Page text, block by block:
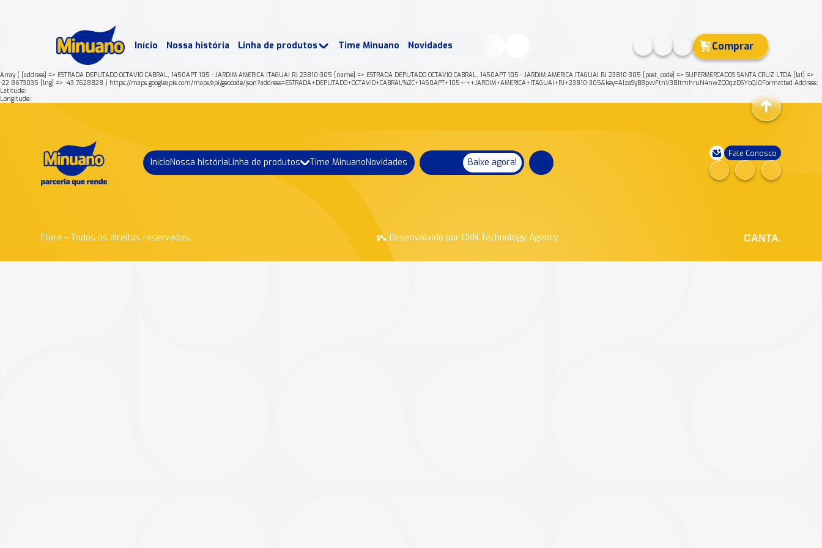
Início Nossa história Linha de produtos Time Minuano Novidades Comprar
Array ( [address] => ESTRADA DEPUTADO OCTAVIO CABRAL, 1450APT 105 - JARDIM AMERICA ITAGUAI RJ 23810-305 [name] => ESTRADA DEPUTADO OCTAVIO CABRAL, 1450APT 105 - JARDIM AMERICA ITAGUAI RJ 23810-305 [post_code] => SUPERMERCADOS SANTA CRUZ LTDA [lat] =>
-22.8673035 [lng] => -43.7628828 ) https://maps.googleapis.com/maps/api/geocode/json?address=ESTRADA+DEPUTADO+OCTAVIO+CABRAL%2C+1450APT+105+-++JARDIM+AMERICA+ITAGUAI+RJ+23810-305&key=AIzaSyB8pvvFtnV38ItmhruN4nwZQOqzDSYbQJ0Formatted Address:
Latitude:
Longitude:
InícioNossa históriaLinha de produtos Time MinuanoNovidades Baixe agora!
Fale Conosco
Flora – Todos os direitos reservados. Desenvolvido por OKN Technology Agency CANTA.